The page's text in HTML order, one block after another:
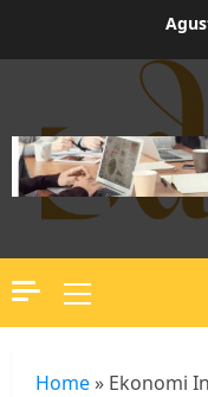
Primary
Menu
Home » Ekonomi